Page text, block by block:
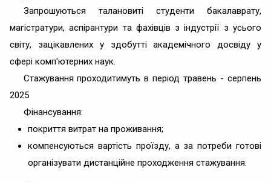
Запрошуються талановиті студенти бакалаврату,
магістратури, аспірантури та фахівців з індустрії з усього
світу, зацікавлених у здобутті академічного досвіду у
сфері комп'ютерних наук.
Стажування проходитимуть в період травень - серпень
2025
Фінансування:
покриття витрат на проживання;
компенсуються вартість проїзду, а за потреби готові
організувати дистанційне проходження стажування.